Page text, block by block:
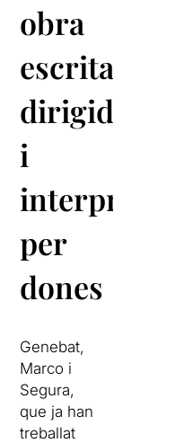
obra
escrita,
dirigida
i
interpretada
per
dones
Genebat,
Marco i
Segura,
que ja han
treballat